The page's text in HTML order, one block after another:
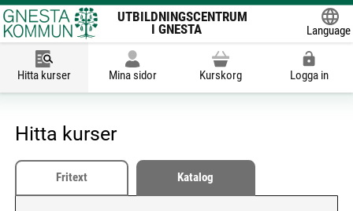
UTBILDNINGSCENTRUM
I GNESTA
Language
Hitta kurser Mina sidor Kurskorg Logga in
Hitta kurser
Fritext Katalog